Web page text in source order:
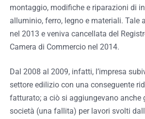
montaggio, modifiche e riparazioni di
alluminio, ferro, legno e materiali. Tale
nel 2013 e veniva cancellata del
Camera di Commercio nel 2014.
Dal 2008 al 2009, infatti, l’impresa
settore edilizio con una conseguente
fatturato; a ciò si aggiungevano anche
società (una fallita) per lavori svolti